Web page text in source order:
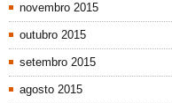
novembro 2015
outubro 2015
setembro 2015
agosto 2015